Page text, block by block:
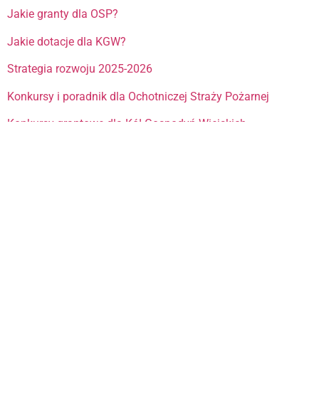
Jakie granty dla OSP?
Jakie dotacje dla KGW?
Strategia rozwoju 2025-2026
Konkursy i poradnik dla Ochotniczej Straży Pożarnej
Konkursy grantowe dla Kół Gospodyń Wiejskich